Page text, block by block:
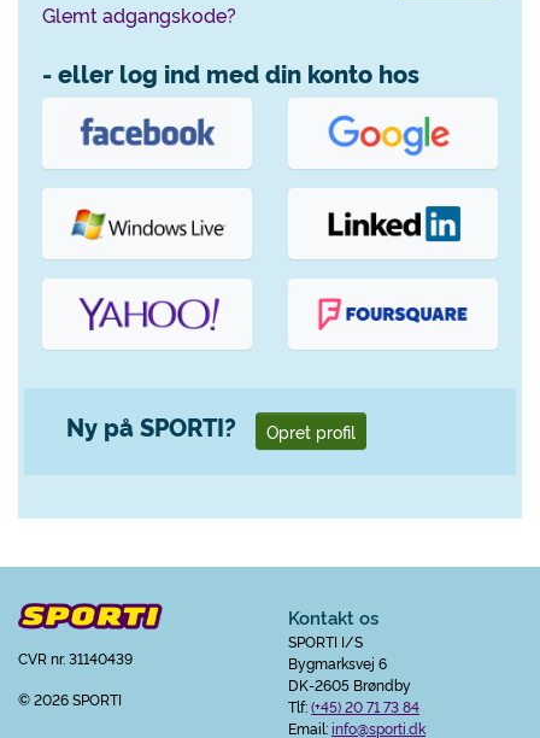
Glemt adgangskode?
- eller log ind med din konto hos
Ny på SPORTI? Opret profil
CVR nr. 31140439
© 2026 SPORTI
Kontakt os
SPORTI I/S
Bygmarksvej 6
DK-2605 Brøndby
Tlf:(+45) 20 71 73 84
Email:info@sporti.dk